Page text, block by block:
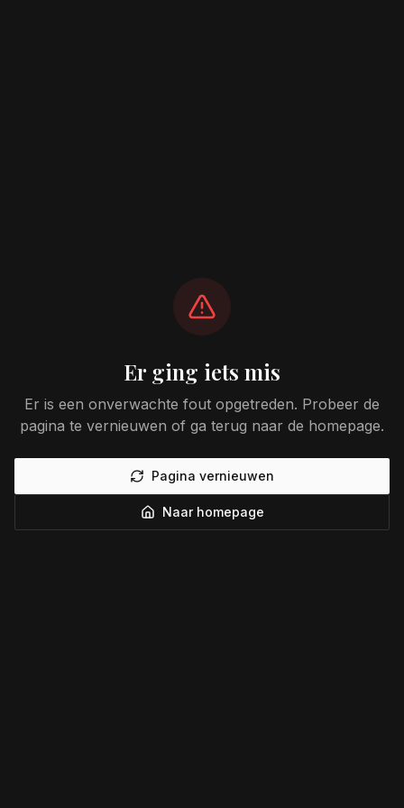
Er ging iets mis
Er is een onverwachte fout opgetreden. Probeer de
pagina te vernieuwen of ga terug naar de homepage.
Pagina vernieuwen
Naar homepage